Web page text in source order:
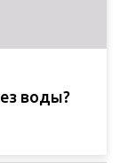
воды?